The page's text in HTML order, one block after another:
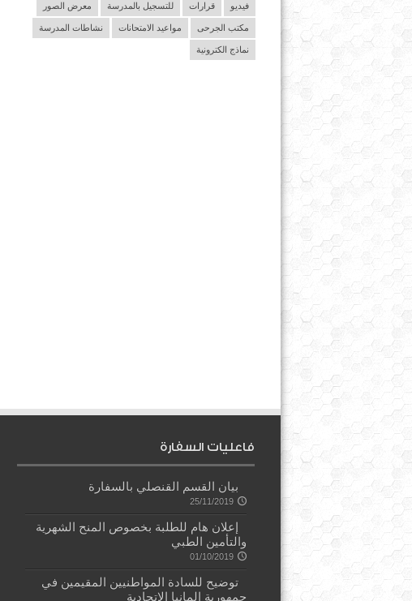
فيديو قرارات للتسجيل بالمدرسة معرض الصور
مكتب الجرحى مواعيد الامتحانات نشاطات المدرسة
نماذج الكترونية
فاعليات السفارة
بيان القسم القنصلي بالسفارة
25/11/2019
إعلان هام للطلبة بخصوص المنح الشهرية
والتأمين الطبي
01/10/2019
توضيح للسادة المواطنيين المقيمين في
جمهورية المانيا الإتحادية